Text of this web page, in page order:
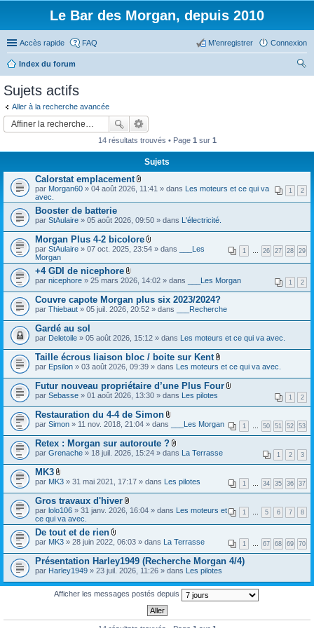
Le Bar des Morgan, depuis 2010
Accès rapide FAQ Connexion
M’enregistrer
Index du forum
Sujets actifs
Aller à la recherche avancée
14 résultats trouvés • Page 1 sur 1
Sujets
Calorstat emplacement
F
c
i
r
(
s
)
o
n
t
(
s
1 2
par Morgan60 » 04 août 2026, 11:41 » dans Les moteurs et ce qui va
avec.
Booster de batterie
par StAulaire » 05 août 2026, 09:50 » dans L'électricité.
Morgan Plus 4-2 bicolore
F
c
i
r
(
s
)
o
i
n
t
s
1 26 27 28 29
par StAulaire » 07 oct. 2025, 23:54 » dans
___Les
Morgan
+4 GDI de nicephore
F
c
h
i
e
)
j
o
i
n
t
s
)
1 2
par nicephore » 25 mars 2026, 14:02 » dans ___Les Morgan
Couvre capote Morgan plus six 2023/2024?
par Thiebaut » 05 juil. 2026, 20:52 » dans ___Recherche
Gardé au sol
par Deletoile » 05 août 2026, 15:12 » dans Les moteurs et ce qui va avec.
Taille écrous liaison bloc / boite sur Kent
F
c
h
e
(
o
i
)
par Epsilon » 03 août 2026, 09:39 » dans Les moteurs et ce qui va avec.
Futur nouveau propriétaire d’une Plus Four
c
i
e
o
i
t
(
s
1 2
par Sebasse » 01 août 2026, 13:30 » dans Les pilotes
Restauration du 4-4 de Simon
i
c
h
i
e
(
o
i
t
s
)
1 50 51 52 53
par Simon » 11 nov. 2018, 21:04 » dans ___Les Morgan
Retex : Morgan sur autoroute ?
F
c
e
(
)
o
i
n
t
s
)
1 2 3
par Grenache » 18 juil. 2026, 15:24 » dans La Terrasse
MK3
F
c
h
i
e
r
(
s
)
j
o
i
n
t
)
1 34 35 36 37
par MK3 » 31 mai 2021, 17:17 » dans Les pilotes
Gros travaux d'hiver
F
c
i
r
(
s
)
o
t
1 5 6 7 8
par lolo106 » 31 janv. 2026, 16:04 » dans Les moteurs et
ce qui va avec.
De tout et de rien
F
c
h
e
(
1 67 68 69 70
par MK3 » 28 juin 2022, 06:03 » dans La Terrasse
Présentation Harley1949 (Recherche Morgan 4/4)
par Harley1949 » 23 juil. 2026, 11:26 » dans Les pilotes
Afficher les messages postés depuis